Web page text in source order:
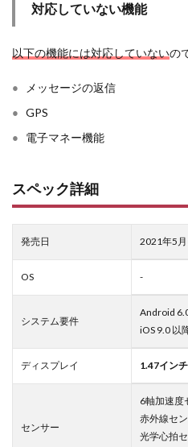
対応していない機能
以下の機能には対応していないの
メッセージの返信
GPS
電子マネー機能
スペック詳細
発売日 2021年5
OS -
システム要件
Android
iOS 9.0 以
ディスプレイ 1.47イン
センサー
6軸加速度
赤外線セ
光学心拍